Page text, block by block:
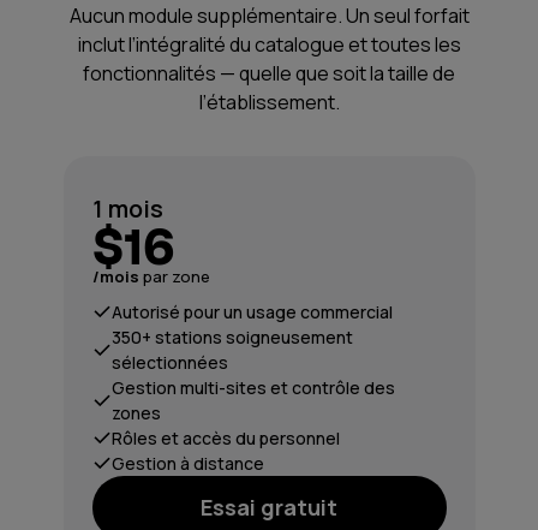
1 mois
$16
/mois par zone
Autorisé pour un usage commercial
350+ stations soigneusement
sélectionnées
Gestion multi-sites et contrôle des
zones
Rôles et accès du personnel
Gestion à distance
Essai gratuit
Aucun module supplémentaire. Un seul forfait
inclut l’intégralité du catalogue et toutes les
fonctionnalités — quelle que soit la taille de
l’établissement.